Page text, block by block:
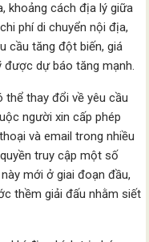
khoảng cách địa lý giữa
phí di chuyển nội địa,
cầu tăng đột biến, giá
được dự báo tăng mạnh.
thể thay đổi về yêu cầu
người xin cấp phép
và email trong nhiều
truy cập một số
mới ở giai đoạn đầu,
thềm giải đấu nhằm siết